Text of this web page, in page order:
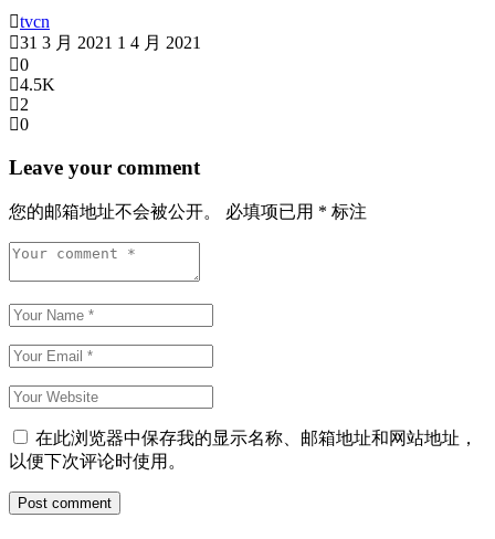
tvcn
31 3 月 2021 1 4 月 2021
0
4.5K
2
0
Leave your comment
您的邮箱地址不会被公开。 必填项已用 * 标注
在此浏览器中保存我的显示名称、邮箱地址和网站地址，
以便下次评论时使用。